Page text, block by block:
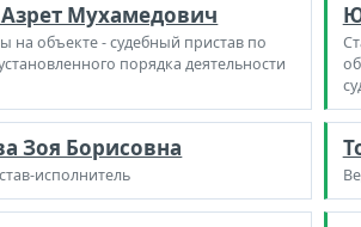
Мухамедович
на объекте - судебный пристав по
порядка деятельности
Зоя Борисовна
исполнитель